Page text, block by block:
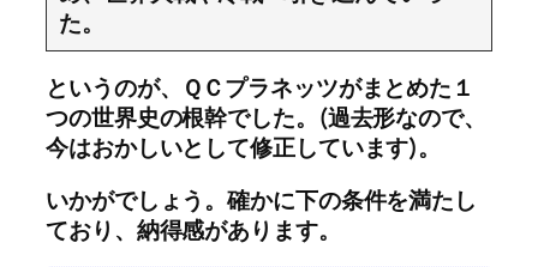
た。
というのが、ＱＣプラネッツがまとめた１
つの世界史の根幹でした。(過去形なので、
今はおかしいとして修正しています)。
いかがでしょう。確かに下の条件を満たし
ており、納得感があります。